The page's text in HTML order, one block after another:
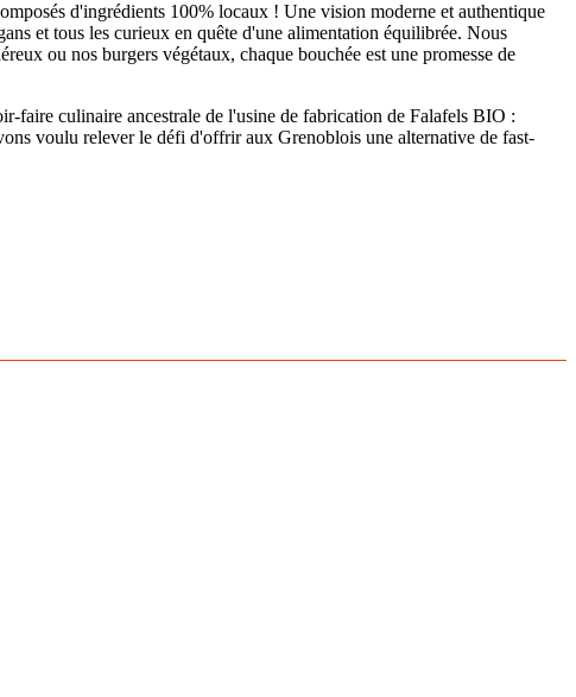
d'ingrédients 100% locaux ! Une vision moderne et authentique
et tous les curieux en quête d'une alimentation équilibrée. Nous
ou nos burgers végétaux, chaque bouchée est une promesse de
faire culinaire ancestrale de l'usine de fabrication de Falafels BIO :
voulu relever le défi d'offrir aux Grenoblois une alternative de fast-